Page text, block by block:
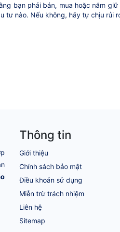
bạn phải bán, mua hoặc nắm
tư nào. Nếu không, hãy tự chịu rủi
Thông tin
Giới thiệu
Chính sách bảo mật
Điều khoản sử dụng
Miễn trừ trách nhiệm
Liên hệ
Sitemap